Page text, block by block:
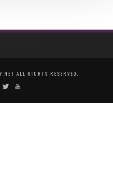
ALL RIGHTS RESERVED.